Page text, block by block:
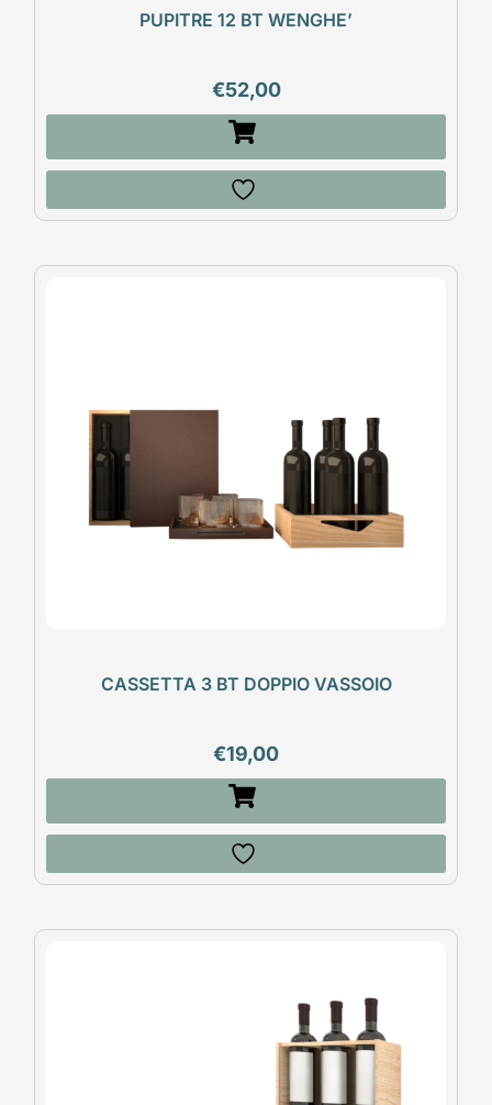
PUPITRE 12 BT WENGHE’
€52,00
CASSETTA 3 BT DOPPIO VASSOIO
€19,00